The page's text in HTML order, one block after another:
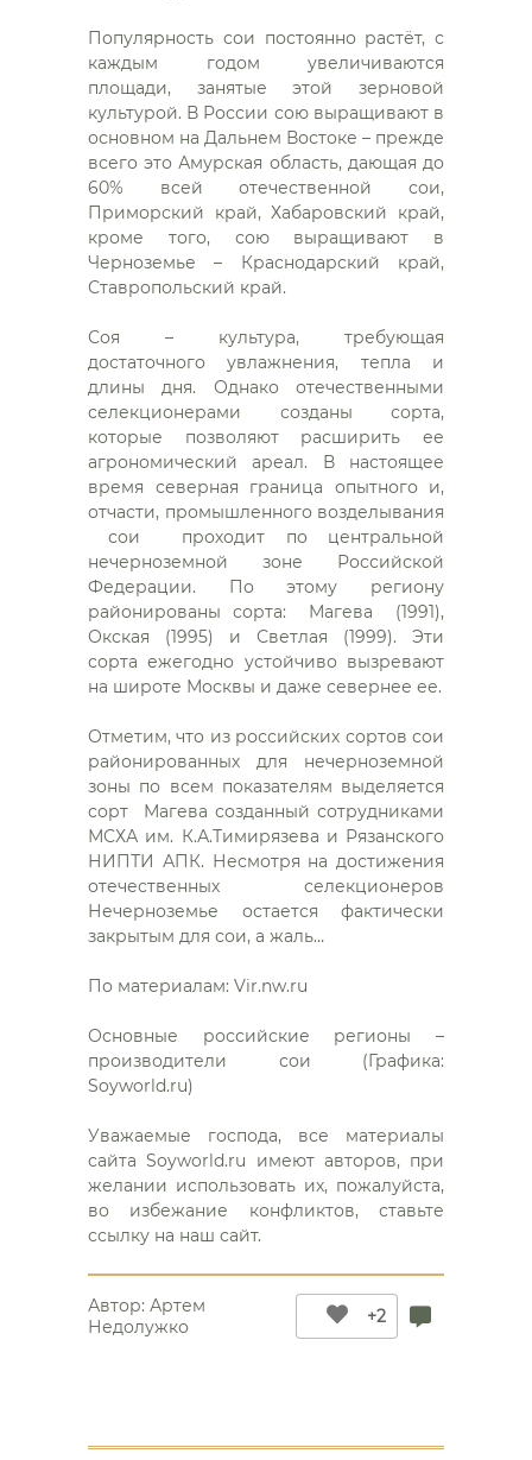
Популярность сои постоянно растёт, с
каждым годом увеличиваются
площади, занятые этой зерновой
культурой. В России сою выращивают в
основном на Дальнем Востоке – прежде
всего это Амурская область, дающая до
60% всей отечественной сои,
Приморский край, Хабаровский край,
кроме того, сою выращивают в
Черноземье – Краснодарский край,
Ставропольский край.
Соя – культура, требующая
достаточного увлажнения, тепла и
длины дня. Однако отечественными
селекционерами созданы сорта,
которые позволяют расширить ее
агрономический ареал. В настоящее
время северная граница опытного и,
отчасти, промышленного возделывания
сои проходит по центральной
нечерноземной зоне Российской
Федерации. По этому региону
районированы сорта: Магева (1991),
Окская (1995) и Светлая (1999). Эти
сорта ежегодно устойчиво вызревают
на широте Москвы и даже севернее ее.
Отметим, что из российских сортов сои
районированных для нечерноземной
зоны по всем показателям выделяется
сорт Магева созданный сотрудниками
МСХА им. К.А.Тимирязева и Рязанского
НИПТИ АПК. Несмотря на достижения
отечественных селекционеров
Нечерноземье остается фактически
закрытым для сои, а жаль…
По материалам: Vir.nw.ru
Основные российские регионы –
производители сои (Графика:
Soyworld.ru)
Уважаемые господа, все материалы
сайта Soyworld.ru имеют авторов, при
желании использовать их, пожалуйста,
во избежание конфликтов, ставьте
ссылку на наш сайт.
Автор: Артем
Недолужко
+2